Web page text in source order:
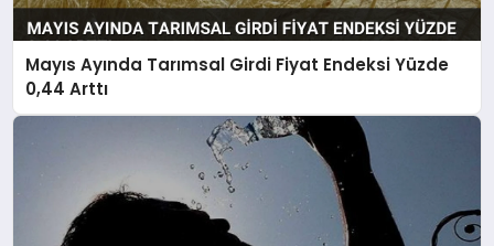
Mayıs Ayında Tarımsal Girdi Fiyat Endeksi Yüzde
0,44 Arttı